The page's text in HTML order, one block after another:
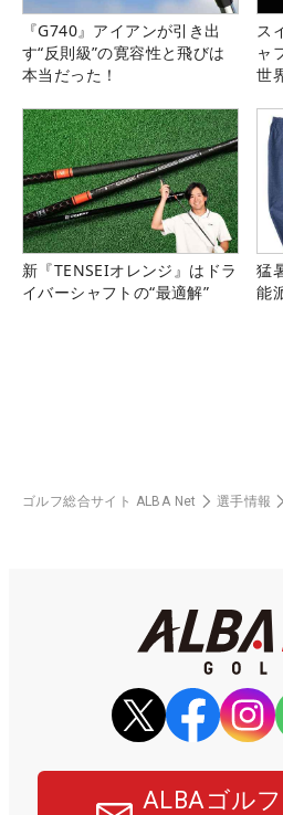
『G740』アイアンが引き出
す“反則級”の寛容性と飛びは
本当だった！
ス
ャ
世
新『TENSEIオレンジ』はドラ
イバーシャフトの“最適解”
猛
能
ゴルフ総合サイト ALBA Net 選手情報
ALBAゴル